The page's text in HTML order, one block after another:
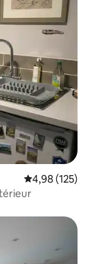
Évaluation
4,98 (125)